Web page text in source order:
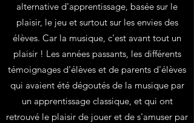
alternative d'apprentissage, basée sur le
plaisir, le jeu et surtout sur les envies des
élèves. Car la musique, c'est avant tout un
plaisir ! Les années passants, les différents
témoignages d'élèves et de parents d'élèves
qui avaient été dégoutés de la musique par
un apprentissage classique, et qui ont
retrouvé le plaisir de jouer et de s'amuser par